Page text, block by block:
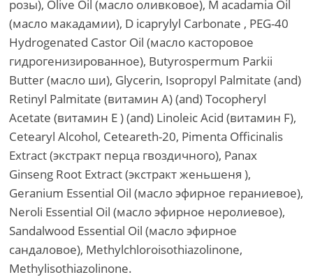
розы), Olive Oil (масло оливковое), M acadamia Oil
(масло макадамии), D icaprylyl Сarbonate , PEG-40
Hydrogenated Castor Oil (масло касторовое
гидрогенизированное), Butyrospermum Parkii
Butter (масло ши), Glycerin, Isopropyl Palmitate (and)
Retinyl Palmitate (витамин A) (and) Tocopheryl
Acetate (витамин Е ) (and) Linoleic Acid (витамин F),
Cetearyl Alcohol, Ceteareth-20, Pimenta Officinalis
Extract (экстракт перца гвоздичного), Panax
Ginseng Root Extract (экстракт женьшеня ),
Geranium Essential Oil (масло эфирное гераниевое),
Neroli Essential Oil (масло эфирное неролиевое),
Sandalwood Essential Oil (масло эфирное
сандаловое), Methylchloroisothiazolinone,
Methylisothiazolinone.